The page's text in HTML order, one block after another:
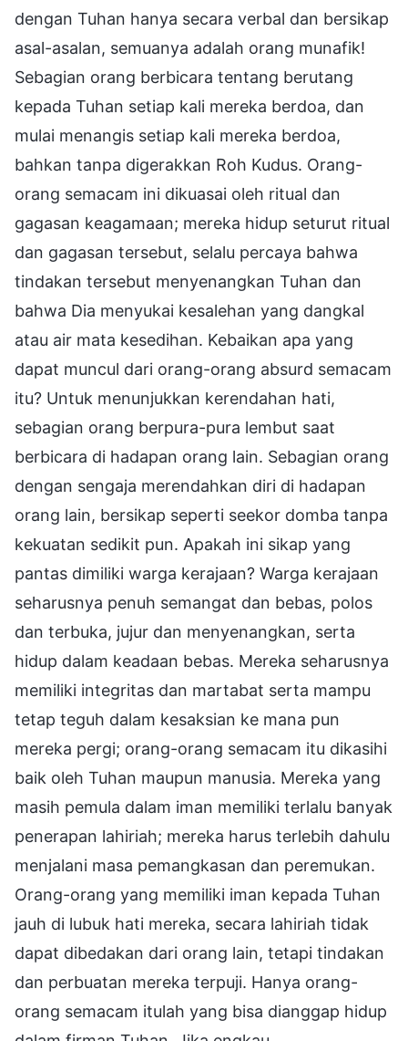
dengan Tuhan hanya secara verbal dan bersikap
asal-asalan, semuanya adalah orang munafik!
Sebagian orang berbicara tentang berutang
kepada Tuhan setiap kali mereka berdoa, dan
mulai menangis setiap kali mereka berdoa,
bahkan tanpa digerakkan Roh Kudus. Orang-
orang semacam ini dikuasai oleh ritual dan
gagasan keagamaan; mereka hidup seturut ritual
dan gagasan tersebut, selalu percaya bahwa
tindakan tersebut menyenangkan Tuhan dan
bahwa Dia menyukai kesalehan yang dangkal
atau air mata kesedihan. Kebaikan apa yang
dapat muncul dari orang-orang absurd semacam
itu? Untuk menunjukkan kerendahan hati,
sebagian orang berpura-pura lembut saat
berbicara di hadapan orang lain. Sebagian orang
dengan sengaja merendahkan diri di hadapan
orang lain, bersikap seperti seekor domba tanpa
kekuatan sedikit pun. Apakah ini sikap yang
pantas dimiliki warga kerajaan? Warga kerajaan
seharusnya penuh semangat dan bebas, polos
dan terbuka, jujur dan menyenangkan, serta
hidup dalam keadaan bebas. Mereka seharusnya
memiliki integritas dan martabat serta mampu
tetap teguh dalam kesaksian ke mana pun
mereka pergi; orang-orang semacam itu dikasihi
baik oleh Tuhan maupun manusia. Mereka yang
masih pemula dalam iman memiliki terlalu banyak
penerapan lahiriah; mereka harus terlebih dahulu
menjalani masa pemangkasan dan peremukan.
Orang-orang yang memiliki iman kepada Tuhan
jauh di lubuk hati mereka, secara lahiriah tidak
dapat dibedakan dari orang lain, tetapi tindakan
dan perbuatan mereka terpuji. Hanya orang-
orang semacam itulah yang bisa dianggap hidup